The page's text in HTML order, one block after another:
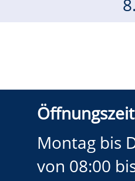
Montag bis
von 08:00